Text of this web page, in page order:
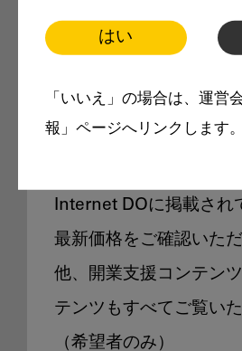
はい
「いいえ」の場合は、運営
報」ページへリンクします。
製品価格も閲
Internet DOに掲載され
最新価格をご確認いた
他、開業支援コンテン
テンツもすべてご覧いた
（希望者のみ）